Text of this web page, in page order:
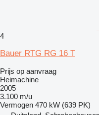
4
Bauer RTG RG 16 T
Prijs op aanvraag
Heimachine
2005
3.100 m/u
Vermogen 470 kW (639 PK)